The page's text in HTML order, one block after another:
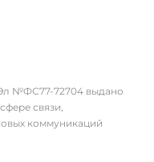
№ФС77-72704 выдано
связи,
коммуникаций